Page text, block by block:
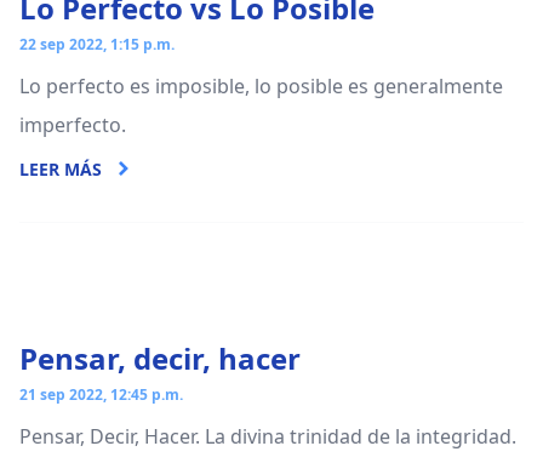
22 sep 2022, 1:15 p.m.
Lo perfecto es imposible, lo posible es generalmente
imperfecto.
LEER MÁS
Pensar, decir, hacer
21 sep 2022, 12:45 p.m.
Pensar, Decir, Hacer. La divina trinidad de la integridad.